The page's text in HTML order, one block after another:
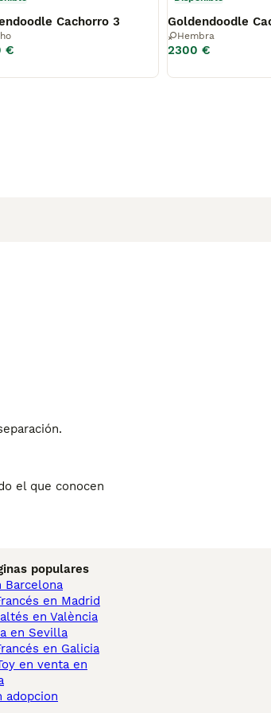
Cachorro 3
€
Goldendoodle
Hembra
2300 €
el que conocen
populares
Barcelona
en Madrid
en València
en Sevilla
en Galicia
en venta en
adopcion